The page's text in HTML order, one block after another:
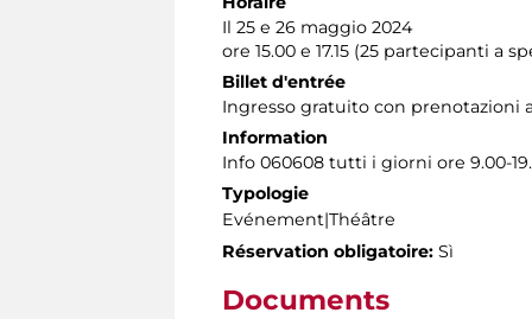
Il 25 e 26 maggio 2024
ore 15.00 e 17.15 (25 partecipanti a
Billet d'entrée
Ingresso gratuito con prenotazioni
Information
Info 060608 tutti i giorni ore 9.00-
Typologie
Evénement|Théâtre
Réservation obligatoire: Sì
Documents